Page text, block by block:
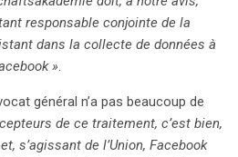
responsable conjointe de la
dans la collecte de données à
».
général n’a pas beaucoup de
de ce traitement, c’est bien,
s’agissant de l’Union, Facebook